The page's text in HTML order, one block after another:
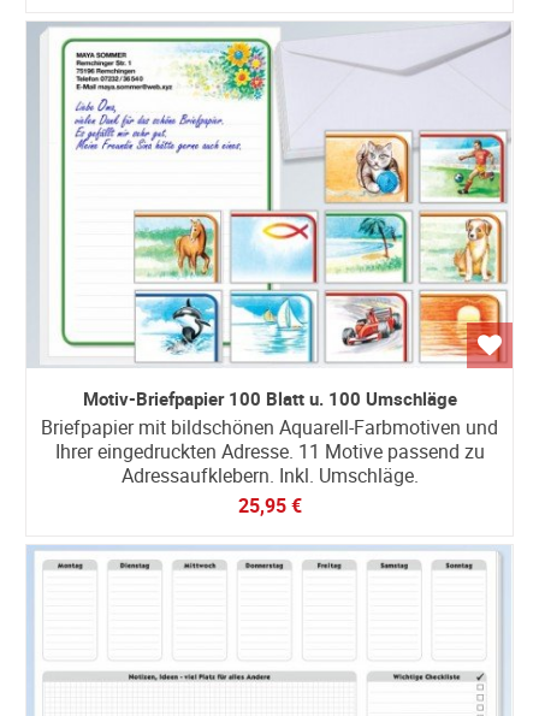
Motiv-Briefpapier 100 Blatt u. 100 Umschläge
Briefpapier mit bildschönen Aquarell-Farbmotiven und
Ihrer eingedruckten Adresse. 11 Motive passend zu
Adressaufklebern. Inkl. Umschläge.
25,95 €